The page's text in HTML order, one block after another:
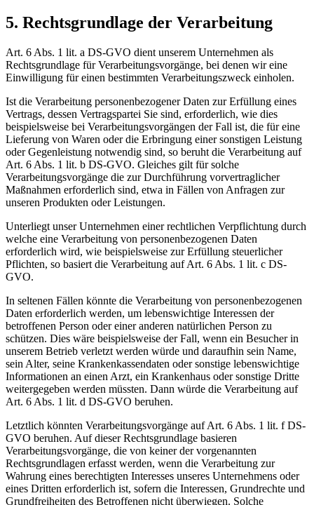
5. Rechtsgrundlage der Verarbeitung
Art. 6 Abs. 1 lit. a DS-GVO dient unserem Unternehmen als
Rechtsgrundlage für Verarbeitungsvorgänge, bei denen wir eine
Einwilligung für einen bestimmten Verarbeitungszweck einholen.
Ist die Verarbeitung personenbezogener Daten zur Erfüllung eines
Vertrags, dessen Vertragspartei Sie sind, erforderlich, wie dies
beispielsweise bei Verarbeitungsvorgängen der Fall ist, die für eine
Lieferung von Waren oder die Erbringung einer sonstigen Leistung
oder Gegenleistung notwendig sind, so beruht die Verarbeitung auf
Art. 6 Abs. 1 lit. b DS-GVO. Gleiches gilt für solche
Verarbeitungsvorgänge die zur Durchführung vorvertraglicher
Maßnahmen erforderlich sind, etwa in Fällen von Anfragen zur
unseren Produkten oder Leistungen.
Unterliegt unser Unternehmen einer rechtlichen Verpflichtung durch
welche eine Verarbeitung von personenbezogenen Daten
erforderlich wird, wie beispielsweise zur Erfüllung steuerlicher
Pflichten, so basiert die Verarbeitung auf Art. 6 Abs. 1 lit. c DS-
GVO.
In seltenen Fällen könnte die Verarbeitung von personenbezogenen
Daten erforderlich werden, um lebenswichtige Interessen der
betroffenen Person oder einer anderen natürlichen Person zu
schützen. Dies wäre beispielsweise der Fall, wenn ein Besucher in
unserem Betrieb verletzt werden würde und daraufhin sein Name,
sein Alter, seine Krankenkassendaten oder sonstige lebenswichtige
Informationen an einen Arzt, ein Krankenhaus oder sonstige Dritte
weitergegeben werden müssten. Dann würde die Verarbeitung auf
Art. 6 Abs. 1 lit. d DS-GVO beruhen.
Letztlich könnten Verarbeitungsvorgänge auf Art. 6 Abs. 1 lit. f DS-
GVO beruhen. Auf dieser Rechtsgrundlage basieren
Verarbeitungsvorgänge, die von keiner der vorgenannten
Rechtsgrundlagen erfasst werden, wenn die Verarbeitung zur
Wahrung eines berechtigten Interesses unseres Unternehmens oder
eines Dritten erforderlich ist, sofern die Interessen, Grundrechte und
Grundfreiheiten des Betroffenen nicht überwiegen. Solche